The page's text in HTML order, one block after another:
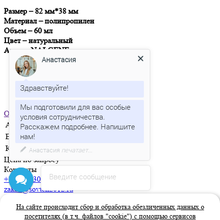
На сайте происходит сбор и обработка обезличенных данных о
посетителях (в т.ч. файлов "cookie") с помощью сервисов
Размер – 82 мм*38 мм
Материал – полипропилен
Объем – 60 мл
Цвет – натуральный
Аналог NALGENE
Отправить заявку
Артикул
FL-060
Единица измерения
Количество в упаковке 400
Цена по запросу
Контакты
+7 (383) 304 99 30
zakaz@sovteh2012.ru
Пн.-Пт. с 9:00 до 18:00
Заказать звонок
Введите сообщение
Анастасия
Здравствуйте!
Мы подготовили для вас особые
условия сотрудничества.
Расскажем подробнее. Напишите
нам!
Анастасия печатает...